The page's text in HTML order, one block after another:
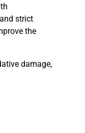
strict
the
damage,